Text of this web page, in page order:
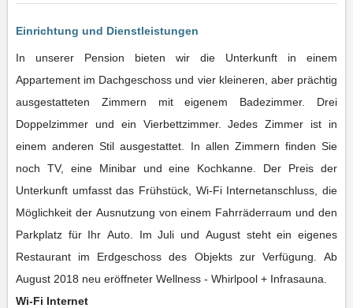
Einrichtung und Dienstleistungen
In unserer Pension bieten wir die Unterkunft in einem
Appartement im Dachgeschoss und vier kleineren, aber prächtig
ausgestatteten Zimmern mit eigenem Badezimmer. Drei
Doppelzimmer und ein Vierbettzimmer. Jedes Zimmer ist in
einem anderen Stil ausgestattet. In allen Zimmern finden Sie
noch TV, eine Minibar und eine Kochkanne. Der Preis der
Unterkunft umfasst das Frühstück, Wi-Fi Internetanschluss, die
Möglichkeit der Ausnutzung von einem Fahrräderraum und den
Parkplatz für Ihr Auto. Im Juli und August steht ein eigenes
Restaurant im Erdgeschoss des Objekts zur Verfügung. Ab
August 2018 neu eröffneter Wellness - Whirlpool + Infrasauna.
Wi-Fi Internet